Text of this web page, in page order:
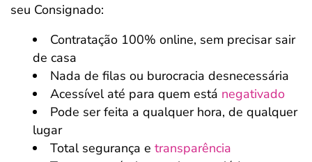
seu Consignado:
Contratação 100% online, sem precisar sair
de casa
Nada de filas ou burocracia desnecessária
Acessível até para quem está negativado
Pode ser feita a qualquer hora, de qualquer
lugar
Total segurança e transparência